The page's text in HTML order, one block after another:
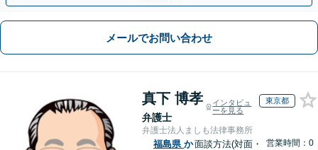
メールでお問い合わせ
真下 博孝
弁護士
インタビュ
ーを見る
東京都
弁護士法人ましも法律事務所
福島県 か面談方法(対面・
営業時間：0